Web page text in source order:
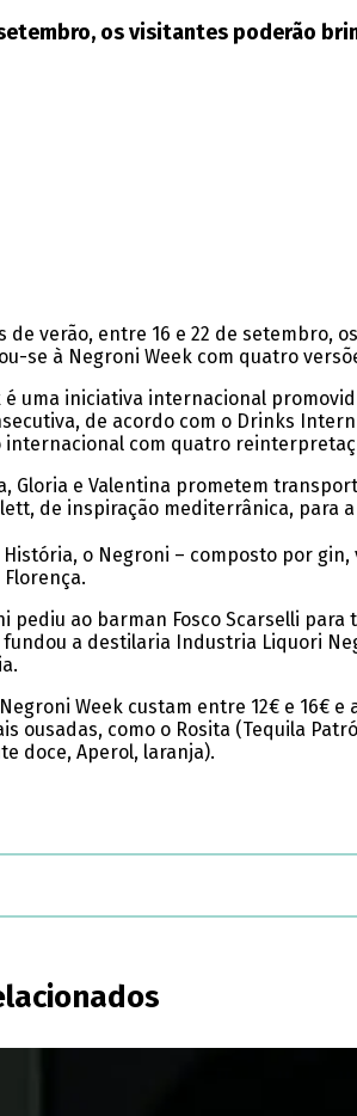
os visitantes poderão
de verão, entre 16 e 22 de setembro,
se à Negroni Week com quatro
é uma iniciativa internacional
de acordo com o Drinks
internacional com quatro
Gloria e Valentina prometem
de inspiração mediterrânica, para
o Negroni – composto por
pediu ao barman Fosco Scarselli
a destilaria Industria Liquori
Week custam entre 12€ e 16€
ousadas, como o Rosita (Tequila
doce, Aperol, laranja).